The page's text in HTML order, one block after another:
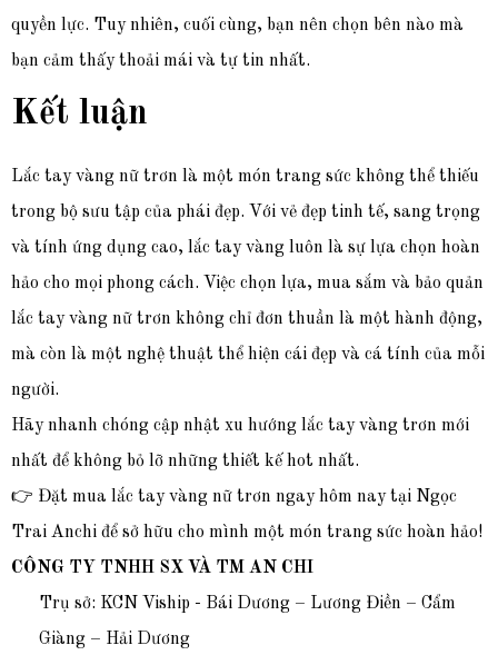
quyền lực. Tuy nhiên, cuối cùng, bạn nên chọn bên nào mà
bạn cảm thấy thoải mái và tự tin nhất.
Kết luận
Lắc tay vàng nữ trơn là một món trang sức không thể thiếu
trong bộ sưu tập của phái đẹp. Với vẻ đẹp tinh tế, sang trọng
và tính ứng dụng cao, lắc tay vàng luôn là sự lựa chọn hoàn
hảo cho mọi phong cách. Việc chọn lựa, mua sắm và bảo quản
lắc tay vàng nữ trơn không chỉ đơn thuần là một hành động,
mà còn là một nghệ thuật thể hiện cái đẹp và cá tính của mỗi
người.
Hãy nhanh chóng cập nhật xu hướng lắc tay vàng trơn mới
nhất để không bỏ lỡ những thiết kế hot nhất.
👉 Đặt mua lắc tay vàng nữ trơn ngay hôm nay tại Ngọc
Trai Anchi để sở hữu cho mình một món trang sức hoàn hảo!
CÔNG TY TNHH SX VÀ TM AN CHI
Trụ sở: KCN Viship - Bái Dương – Lương Điền – Cẩm
Giàng – Hải Dương